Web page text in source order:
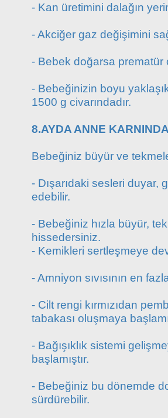
- Kan üretimini dalağın
- Akciğer gaz değişimini
- Bebek doğarsa prematür
- Bebeğinizin boyu
1500 g civarındadır.
8.AYDA ANNE
Bebeğiniz büyür ve
- Dışarıdaki sesleri duyar,
edebilir.
- Bebeğiniz hızla büyür,
hissedersiniz.
- Kemikleri sertleşmeye
- Amniyon sıvısının en
- Cilt rengi kırmızıdan
tabakası oluşmaya
- Bağışıklık sistemi
başlamıştır.
- Bebeğiniz bu dönemde
sürdürebilir.